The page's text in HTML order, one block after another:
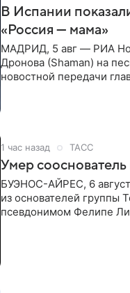
В Испании
«Россия — мама»
МАДРИД, 5 авг — РИА
Дронова (Shaman) на
новостной передачи
1 час назад ТАСС
Умер
БУЭНОС-АЙРЕС, 6
из основателей группы
псевдонимом Фелипе